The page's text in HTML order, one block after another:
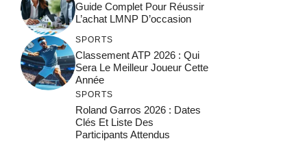
Guide Complet Pour Réussir
L’achat LMNP D’occasion
SPORTS
Classement ATP 2026 : Qui
Sera Le Meilleur Joueur Cette
Année
SPORTS
Roland Garros 2026 : Dates
Clés Et Liste Des
Participants Attendus